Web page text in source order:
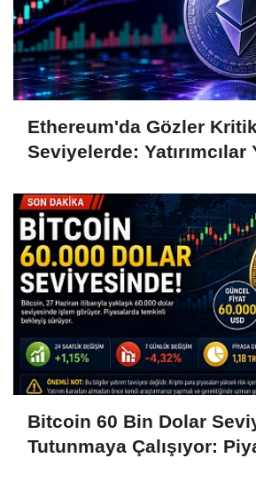
Ethereum'da Gözler Kritik
Seviyelerde: Yatırımcılar
Bitcoin 60 Bin Dolar
Tutunmaya Çalışıyor: